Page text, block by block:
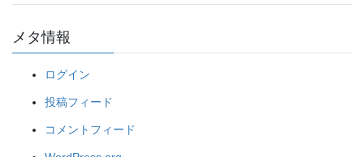
メタ情報
ログイン
投稿フィード
コメントフィード